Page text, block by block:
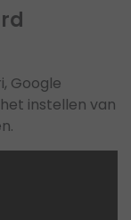
Google
instellen van